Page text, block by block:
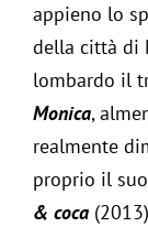
appieno lo
della città di
lombardo il
Monica,
realmente
proprio il
& coca